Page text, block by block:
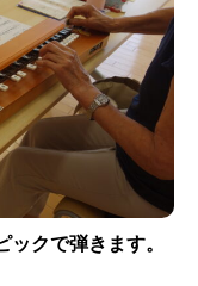
クで弾きます。